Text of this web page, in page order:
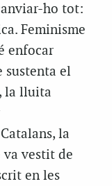
ho tot:
Feminisme
enfocar
sustenta el
la lluita
la
vestit de
en les